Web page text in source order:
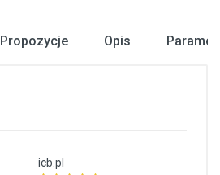
Propozycje Opis
icb.pl